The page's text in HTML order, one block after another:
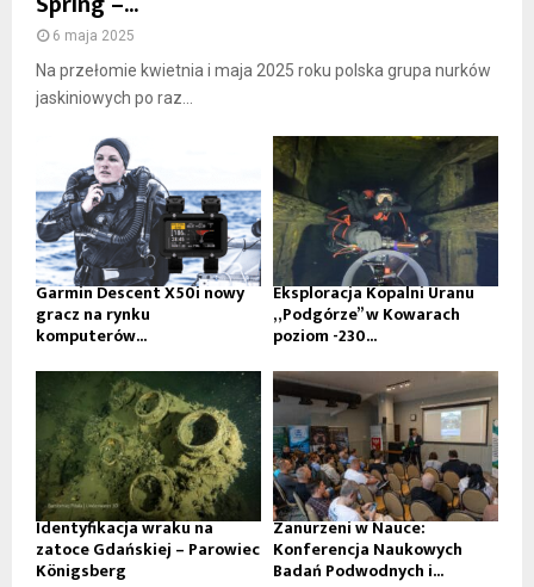
6 maja 2025
Na przełomie kwietnia i maja 2025 roku polska grupa nurków
jaskiniowych po raz...
Garmin Descent X50i nowy
gracz na rynku
komputerów...
Eksploracja Kopalni Uranu
„Podgórze” w Kowarach
poziom -230...
Identyfikacja wraku na
zatoce Gdańskiej – Parowiec
Königsberg
Zanurzeni w Nauce:
Konferencja Naukowych
Badań Podwodnych i...